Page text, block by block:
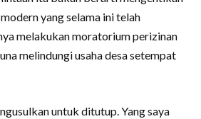
yang selama ini telah
melakukan moratorium perizinan
melindungi usaha desa setempat
untuk ditutup. Yang saya